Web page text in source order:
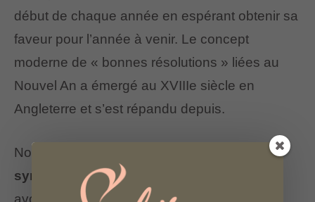
début de chaque année en espérant obtenir sa
faveur pour l’année à venir. Le concept
moderne de « bonnes résolutions » liées au
Nouvel An a émergé au XVIIIe siècle en
Angleterre et s’est répandu depuis.
Nous avons cherché ensemble des
synonymes de « bonne résolution
avons identifié :